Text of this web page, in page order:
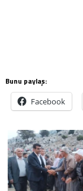
Bunu paylaş:
Facebook